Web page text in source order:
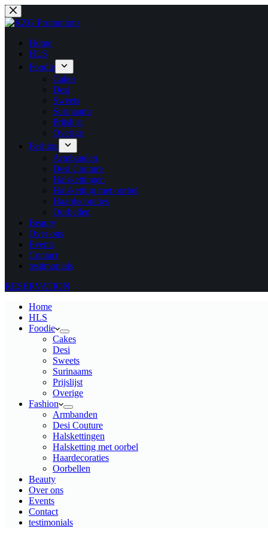
Ga
naar
inhoudHome
HLS
Foodie
Cakes
Desi
Sweets
Surinaams
Prijslijst
Overige
Fashion
Armbanden
Desi Couture
Halskettingen
Halsketting met oorbel
Haardecoraties
Oorbellen
Beauty
Over ons
Events
Contact
testimonials
RESERVATION
Home
HLS
Foodie
Cakes
Desi
Sweets
Surinaams
Prijslijst
Overige
Fashion
Armbanden
Desi Couture
Halskettingen
Halsketting met oorbel
Haardecoraties
Oorbellen
Beauty
Over ons
Events
Contact
testimonials